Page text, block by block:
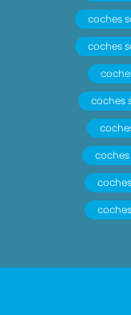
coches
coches
coches